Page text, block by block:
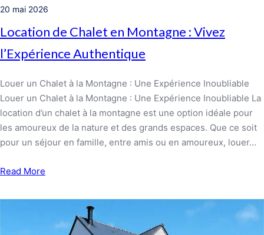
20 mai 2026
Location de Chalet en Montagne : Vivez
l’Expérience Authentique
Louer un Chalet à la Montagne : Une Expérience Inoubliable
Louer un Chalet à la Montagne : Une Expérience Inoubliable La
location d’un chalet à la montagne est une option idéale pour
les amoureux de la nature et des grands espaces. Que ce soit
pour un séjour en famille, entre amis ou en amoureux, louer…
Read More